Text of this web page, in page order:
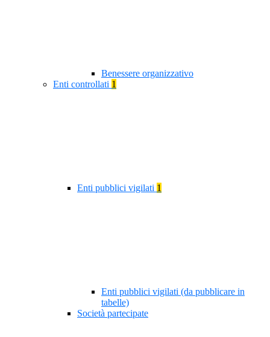
Benessere organizzativo
Enti controllati 1
Enti pubblici vigilati 1
Enti pubblici vigilati (da pubblicare in
tabelle)
Società partecipate